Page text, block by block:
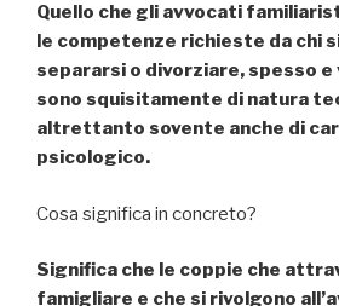
Quello che gli avvocati
le competenze richieste da chi
separarsi o divorziare, spesso e
sono squisitamente di natura
altrettanto sovente anche di
psicologico.
Cosa significa in concreto?
Significa che le coppie che
famigliare e che si rivolgono